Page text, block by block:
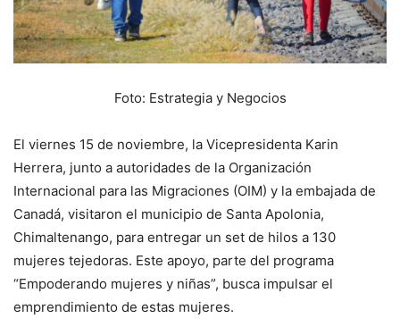
Foto: Estrategia y Negocios
El viernes 15 de noviembre, la Vicepresidenta Karin
Herrera, junto a autoridades de la Organización
Internacional para las Migraciones (OIM) y la embajada de
Canadá, visitaron el municipio de Santa Apolonia,
Chimaltenango, para entregar un set de hilos a 130
mujeres tejedoras. Este apoyo, parte del programa
“Empoderando mujeres y niñas”, busca impulsar el
emprendimiento de estas mujeres.